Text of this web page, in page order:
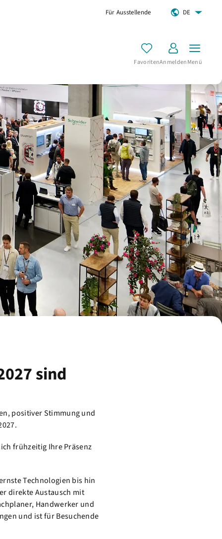
Für Ausstellende DE
FavoritenAnmeldenMenü
sind
positiver Stimmung und
frühzeitig Ihre Präsenz
Technologien bis hin
direkte Austausch mit
Handwerker und
und ist für Besuchende